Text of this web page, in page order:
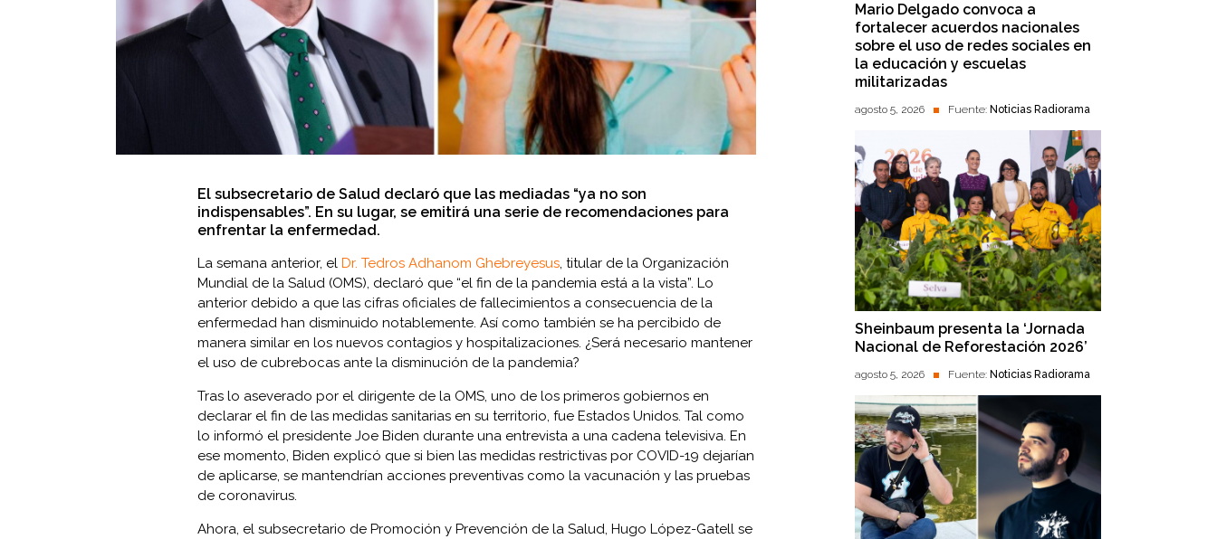
El subsecretario de Salud declaró que las mediadas “ya no son
indispensables”. En su lugar, se emitirá una serie de recomendaciones para
enfrentar la enfermedad.
La semana anterior, el Dr. Tedros Adhanom Ghebreyesus, titular de la Organización
Mundial de la Salud (OMS), declaró que “el fin de la pandemia está a la vista”. Lo
anterior debido a que las cifras oficiales de fallecimientos a consecuencia de la
enfermedad han disminuido notablemente. Así como también se ha percibido de
manera similar en los nuevos contagios y hospitalizaciones. ¿Será necesario mantener
el uso de cubrebocas ante la disminución de la pandemia?
Tras lo aseverado por el dirigente de la OMS, uno de los primeros gobiernos en
declarar el fin de las medidas sanitarias en su territorio, fue Estados Unidos. Tal como
lo informó el presidente Joe Biden durante una entrevista a una cadena televisiva. En
ese momento, Biden explicó que si bien las medidas restrictivas por COVID-19 dejarían
de aplicarse, se mantendrían acciones preventivas como la vacunación y las pruebas
de coronavirus.
Ahora, el subsecretario de Promoción y Prevención de la Salud, Hugo López-Gatell se
Mario Delgado convoca a
fortalecer acuerdos nacionales
sobre el uso de redes sociales en
la educación y escuelas
militarizadas
agosto 5, 2026 Fuente: Noticias Radiorama
Sheinbaum presenta la ‘Jornada
Nacional de Reforestación 2026’
agosto 5, 2026 Fuente: Noticias Radiorama